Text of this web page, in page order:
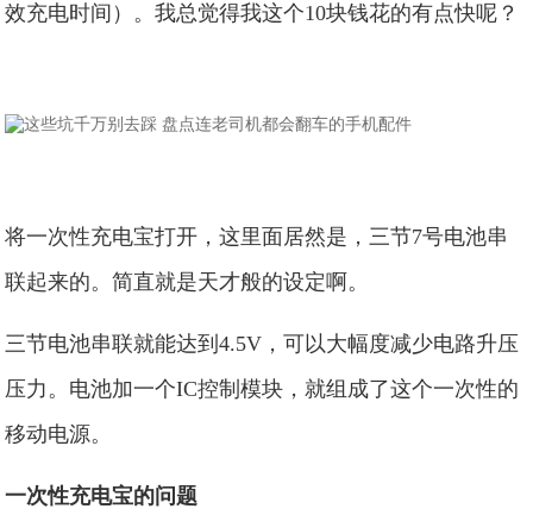
效充电时间）。我总觉得我这个10块钱花的有点快呢？
将一次性充电宝打开，这里面居然是，三节7号电池串
联起来的。简直就是天才般的设定啊。
三节电池串联就能达到4.5V，可以大幅度减少电路升压
压力。电池加一个IC控制模块，就组成了这个一次性的
移动电源。
一次性充电宝的问题